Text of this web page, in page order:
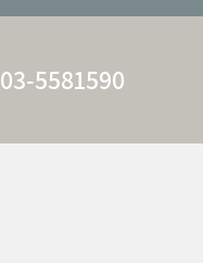
03-5581590